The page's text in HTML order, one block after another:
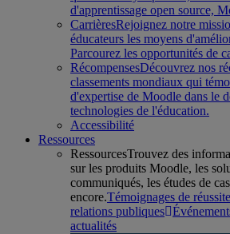
d'apprentissage open source,
CarrièresRejoignez notre
éducateurs les moyens
Parcourez les opportunités de
RécompensesDécouvrez nos
classements mondiaux qui
d'expertise de Moodle dans le
technologies de l'éducation.
Accessibilité
Ressources
RessourcesTrouvez des
sur les produits Moodle, les
communiqués, les études de
encore.Témoignages de réussite
relations publiques
actualités